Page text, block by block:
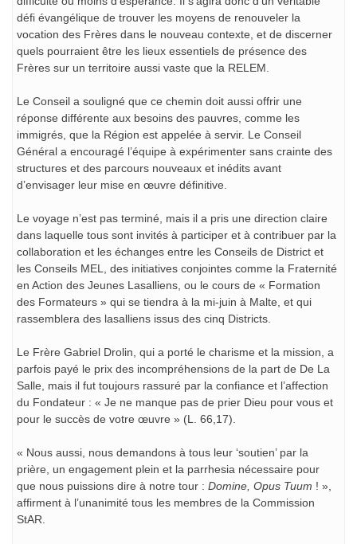
défi évangélique de trouver les moyens de renouveler la
vocation des Frères dans le nouveau contexte, et de discerner
quels pourraient être les lieux essentiels de présence des
Frères sur un territoire aussi vaste que la RELEM.
Le Conseil a souligné que ce chemin doit aussi offrir une
réponse différente aux besoins des pauvres, comme les
immigrés, que la Région est appelée à servir. Le Conseil
Général a encouragé l’équipe à expérimenter sans crainte des
structures et des parcours nouveaux et inédits avant
d’envisager leur mise en œuvre définitive.
Le voyage n’est pas terminé, mais il a pris une direction claire
dans laquelle tous sont invités à participer et à contribuer par la
collaboration et les échanges entre les Conseils de District et
les Conseils MEL, des initiatives conjointes comme la Fraternité
en Action des Jeunes Lasalliens, ou le cours de « Formation
des Formateurs » qui se tiendra à la mi-juin à Malte, et qui
rassemblera des lasalliens issus des cinq Districts.
Le Frère Gabriel Drolin, qui a porté le charisme et la mission, a
parfois payé le prix des incompréhensions de la part de De La
Salle, mais il fut toujours rassuré par la confiance et l’affection
du Fondateur : « Je ne manque pas de prier Dieu pour vous et
pour le succès de votre œuvre » (L. 66,17).
« Nous aussi, nous demandons à tous leur ‘soutien’ par la
prière, un engagement plein et la parrhesia nécessaire pour
que nous puissions dire à notre tour : Domine, Opus Tuum ! »,
affirment à l’unanimité tous les membres de la Commission
StAR.